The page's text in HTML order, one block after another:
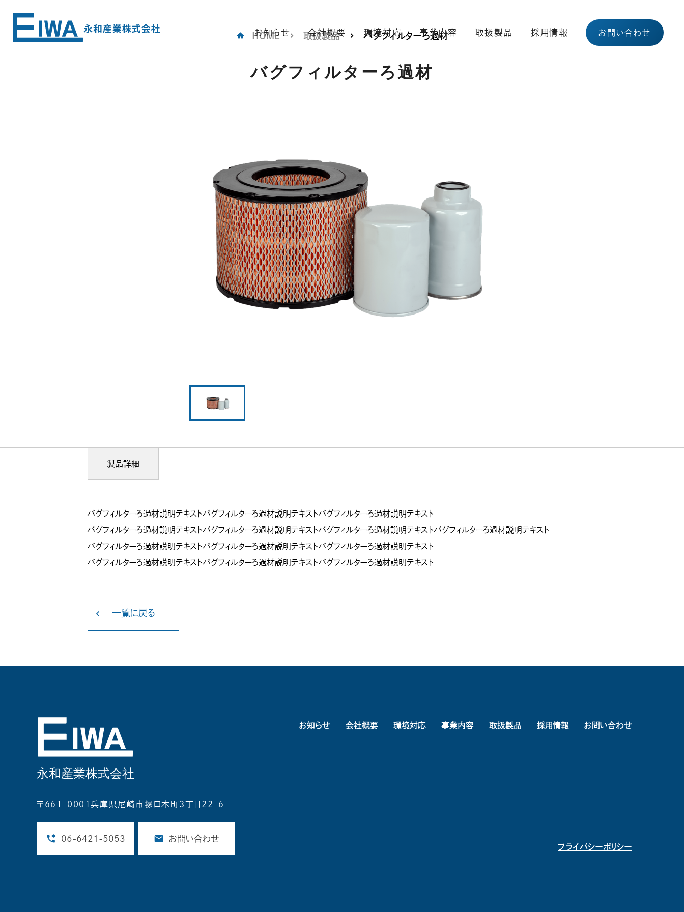
お知らせ 会社概要 環境対応 事業内容 取扱製品 採用情報 お問い合わせ
HOME 取扱製品 バグフィルターろ過材
バグフィルターろ過材
製品詳細
バグフィルターろ過材説明テキストバグフィルターろ過材説明テキストバグフィルターろ過材説明テキスト
バグフィルターろ過材説明テキストバグフィルターろ過材説明テキストバグフィルターろ過材説明テキストバグフィルターろ過材説明テキスト
バグフィルターろ過材説明テキストバグフィルターろ過材説明テキストバグフィルターろ過材説明テキスト
バグフィルターろ過材説明テキストバグフィルターろ過材説明テキストバグフィルターろ過材説明テキスト
一覧に戻る
〒661-0001兵庫県尼崎市塚口本町3丁目22-6
06-6421-5053 お問い合わせ
お知らせ 会社概要 環境対応 事業内容 取扱製品 採用情報 お問い合わせ
プライバシーポリシー